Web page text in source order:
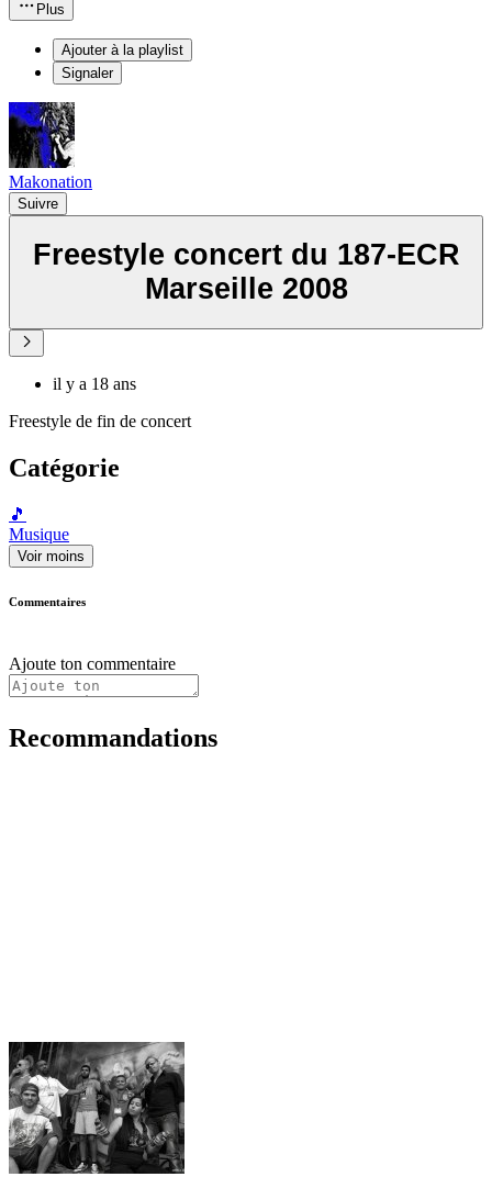
Plus
Ajouter à la playlist
Signaler
Makonation
Suivre
Freestyle concert du 187-ECR
Marseille 2008
il y a 18 ans
Freestyle de fin de concert
Catégorie
🎵
Musique
Voir moins
Commentaires
Ajoute ton commentaire
Recommandations